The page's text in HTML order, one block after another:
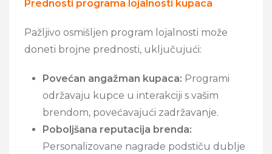
Prednosti programa lojalnosti kupaca
Pažljivo osmišljen program lojalnosti može
doneti brojne prednosti, uključujući:
Povećan angažman kupaca: Programi
održavaju kupce u interakciji s vašim
brendom, povećavajući zadržavanje.
Poboljšana reputacija brenda:
Personalizovane nagrade podstiču dublje